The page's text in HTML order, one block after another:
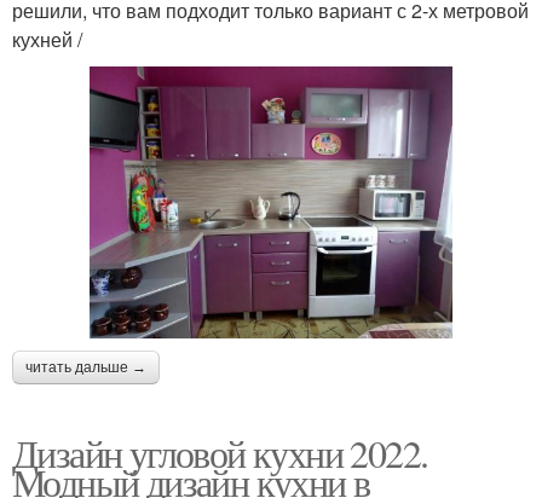
решили, что вам подходит только вариант с 2-х метровой
кухней /
читать дальше →
Дизайн угловой кухни 2022.
Модный дизайн кухни в